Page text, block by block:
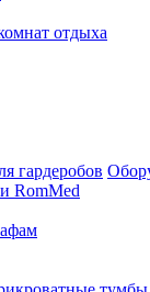
отдыха
гардеробов
RomMed